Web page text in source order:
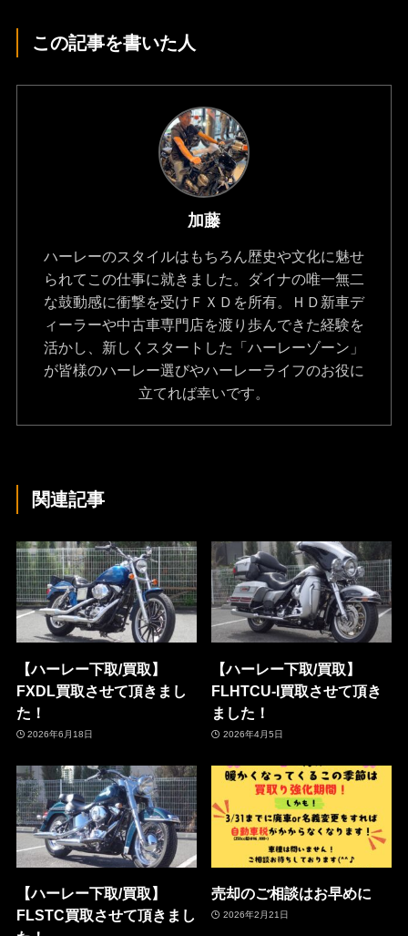
この記事を書いた人
加藤
ハーレーのスタイルはもちろん歴史や文化に魅せ
られてこの仕事に就きました。ダイナの唯一無二
な鼓動感に衝撃を受けＦＸＤを所有。ＨＤ新車デ
ィーラーや中古車専門店を渡り歩んできた経験を
活かし、新しくスタートした「ハーレーゾーン」
が皆様のハーレー選びやハーレーライフのお役に
立てれば幸いです。
関連記事
【ハーレー下取/買取】
FXDL買取させて頂きまし
た！
2026年6月18日
【ハーレー下取/買取】
FLHTCU-I買取させて頂き
ました！
2026年4月5日
【ハーレー下取/買取】
FLSTC買取させて頂きまし
売却のご相談はお早めに
2026年2月21日